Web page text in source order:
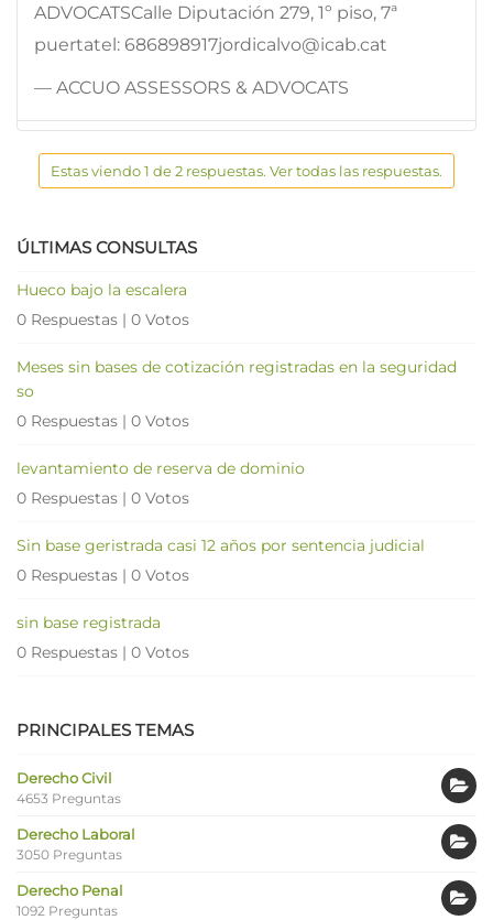
ADVOCATSCalle Diputación 279, 1º piso, 7ª
puertatel: 686898917jordicalvo@icab.cat
— ACCUO ASSESSORS & ADVOCATS
Estas viendo 1 de 2 respuestas. Ver todas las respuestas.
ÚLTIMAS CONSULTAS
Hueco bajo la escalera
0 Respuestas | 0 Votos
Meses sin bases de cotización registradas en la seguridad
so
0 Respuestas | 0 Votos
levantamiento de reserva de dominio
0 Respuestas | 0 Votos
Sin base geristrada casi 12 años por sentencia judicial
0 Respuestas | 0 Votos
sin base registrada
0 Respuestas | 0 Votos
PRINCIPALES TEMAS
Derecho Civil
4653 Preguntas
Derecho Laboral
3050 Preguntas
Derecho Penal
1092 Preguntas